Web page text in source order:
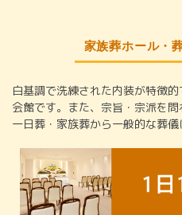
家族葬ホール・
白基調で洗練された内装が特徴
会館です。また、宗旨・宗派を
一日葬・家族葬から一般的な葬儀